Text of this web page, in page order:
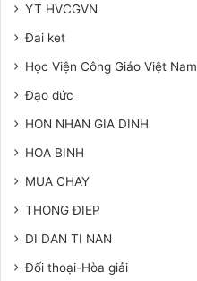
YT HVCGVN
Đai ket
Học Viện Công Giáo Việt Nam
Đạo đức
HON NHAN GIA DINH
HOA BINH
MUA CHAY
THONG ĐIEP
DI DAN TI NAN
Đối thoại-Hòa giải